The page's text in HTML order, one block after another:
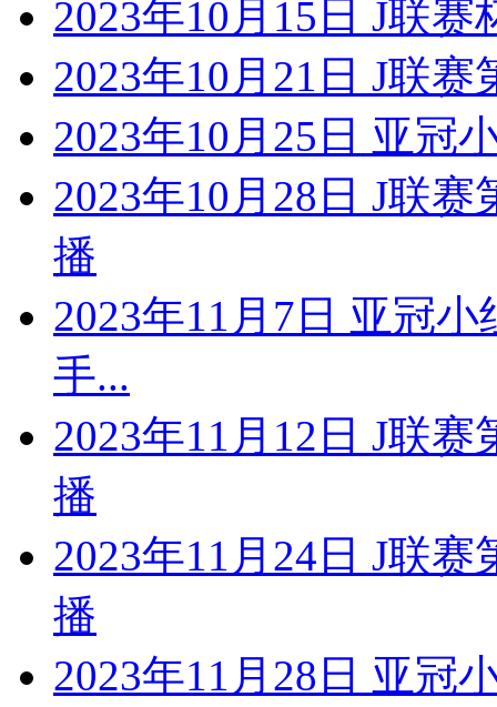
2023年10月15日 J联
2023年10月21日 J联
2023年10月25日 亚冠
2023年10月28日 J联
播
2023年11月7日 亚冠
手...
2023年11月12日 J联
播
2023年11月24日 J联
播
2023年11月28日 亚冠